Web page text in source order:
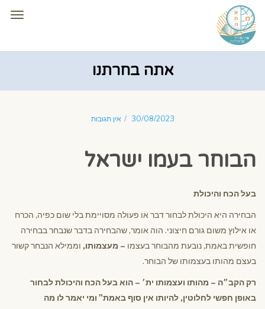
אתה בחרתנו
30/08/2023 אין תגובות
הבוחר בעמו ישראל
בעל הכח והיכולת
הבחירה היא היכולת לבחור דבר או פעולה מסויימת בלי שום כפיה, הכרח
או אילוץ משום גורם חיצוני. הוה אומר, שהבחירה בדבר שנבחר בבחירה
חופשית באמת, נובעת מהבוחר בעצמו – מעצמותו, וממילא הנבחר קשור
בעצם מהותו בעצמותו של הבוחר.
רק הקב״ה – מהותו ועצמותו ית׳ – הוא בעל הכח והיכולת לבחור
באופן חפשי לחלוטין, להיותו אין סוף באמת" ומי יאמר לו מה